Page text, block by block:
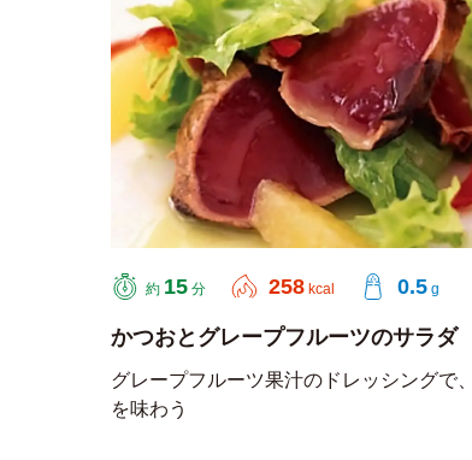
約 15 分 258 kcal 0.5 g
かつおとグレープフルーツのサラダ
グレープフルーツ果汁のドレッシングで
を味わう